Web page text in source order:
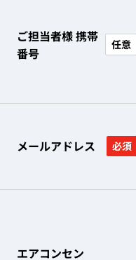
ご担当者様 携帯
番号
任意
メールアドレス 必須
エアコンセン